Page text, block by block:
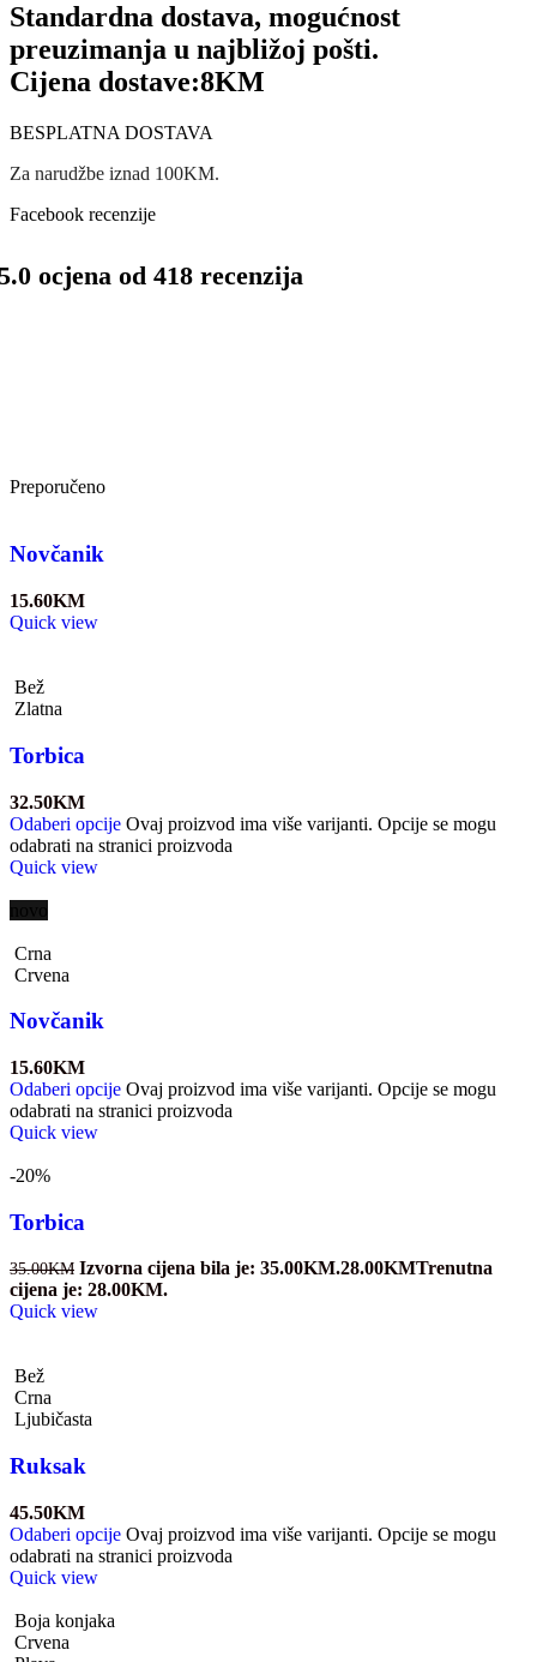
Standardna dostava, mogućnost
preuzimanja u najbližoj pošti.
Cijena dostave:8KM
BESPLATNA DOSTAVA
Za narudžbe iznad 100KM.
Facebook recenzije
ocjena od 418 recenzija
Preporučeno
Novčanik
15.60KM
Quick view
Bež
Zlatna
Torbica
32.50KM
Odaberi opcije Ovaj proizvod ima više varijanti. Opcije se mogu
odabrati na stranici proizvoda
Quick view
Crna
Crvena
Novčanik
15.60KM
Odaberi opcije Ovaj proizvod ima više varijanti. Opcije se mogu
odabrati na stranici proizvoda
Quick view
-20%
Torbica
35.00KM Izvorna cijena bila je: 35.00KM.28.00KMTrenutna
cijena je: 28.00KM.
Quick view
Bež
Crna
Ljubičasta
Ruksak
45.50KM
Odaberi opcije Ovaj proizvod ima više varijanti. Opcije se mogu
odabrati na stranici proizvoda
Quick view
Boja konjaka
Crvena